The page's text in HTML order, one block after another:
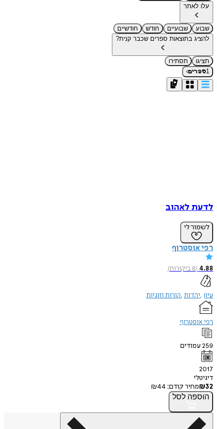
עלו לאתר
שבוע שבועיים חודש
חודשיים
להציג בתוצאות ספרים שכבר קנית?
תציגו
תסתירו
1ספרים›
לדעת לאהוב
לשמור לי
רפי אוסטרוף
4.88
(
8ביקורות)
עיון יהדות הורות וזוגיות
רפי אוסטרוף
259עמודים
2017
דיגיטלי
₪32 מחיר קודם: ₪44
הוספה לסל